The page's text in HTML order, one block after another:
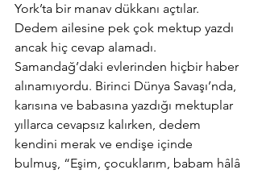
York’ta bir manav dükkanı açtılar.
Dedem ailesine pek çok mektup yazdı
ancak hiç cevap alamadı.
Samandağ’daki evlerinden hiçbir haber
alınamıyordu. Birinci Dünya Savaşı’nda,
karısına ve babasına yazdığı mektuplar
yıllarca cevapsız kalırken, dedem
kendini merak ve endişe içinde
bulmuş, “Eşim, çocuklarım, babam hâlâ